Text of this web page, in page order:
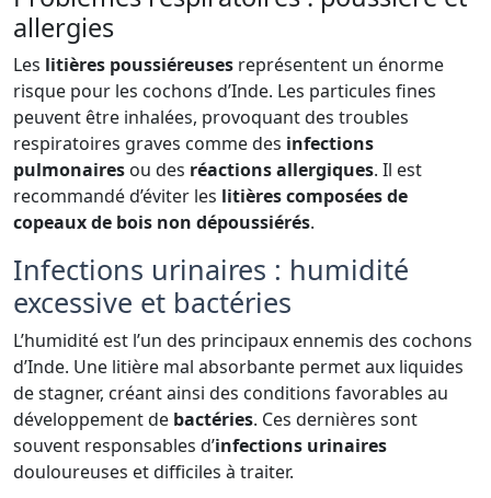
allergies
Les litières poussiéreuses représentent un énorme
risque pour les cochons d’Inde. Les particules fines
peuvent être inhalées, provoquant des troubles
respiratoires graves comme des infections
pulmonaires ou des réactions allergiques. Il est
recommandé d’éviter les litières composées de
copeaux de bois non dépoussiérés.
Infections urinaires : humidité
excessive et bactéries
L’humidité est l’un des principaux ennemis des cochons
d’Inde. Une litière mal absorbante permet aux liquides
de stagner, créant ainsi des conditions favorables au
développement de bactéries. Ces dernières sont
souvent responsables d’infections urinaires
douloureuses et difficiles à traiter.